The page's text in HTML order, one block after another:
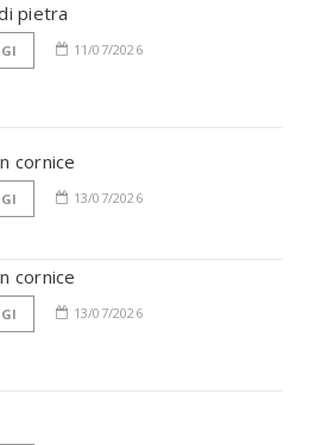
pietra
11/07/2026
cornice
13/07/2026
cornice
13/07/2026